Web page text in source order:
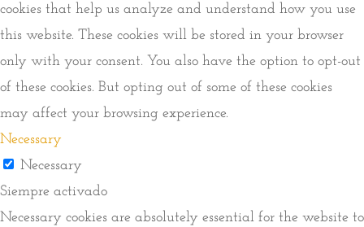
cookies that help us analyze and understand how you use
this website. These cookies will be stored in your browser
only with your consent. You also have the option to opt-out
of these cookies. But opting out of some of these cookies
may affect your browsing experience.
Necessary
Necessary
Siempre activado
Necessary cookies are absolutely essential for the website to